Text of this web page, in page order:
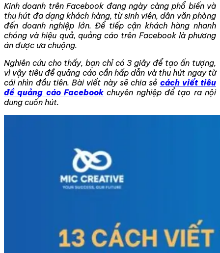
Kinh doanh trên Facebook đang ngày càng phổ biến và
thu hút đa dạng khách hàng, từ sinh viên, dân văn phòng
đến doanh nghiệp lớn. Để tiếp cận khách hàng nhanh
chóng và hiệu quả, quảng cáo trên Facebook là phương
án được ưa chuộng.
Nghiên cứu cho thấy, bạn chỉ có 3 giây để tạo ấn tượng,
vì vậy tiêu đề quảng cáo cần hấp dẫn và thu hút ngay từ
cái nhìn đầu tiên. Bài viết này sẽ chia sẻ cách viết tiêu
đề quảng cáo Facebookchuyên nghiệp để tạo ra nội
dung cuốn hút.